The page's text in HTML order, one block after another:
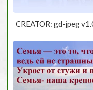
CREATOR: gd-jpeg